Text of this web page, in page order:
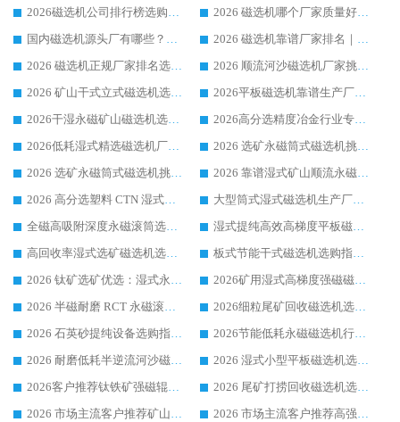
2026磁选机公司排行榜选购指南|正规源头厂家推荐，领域强者高性价比靠谱信赖品牌
2026 磁选机哪个厂家质量好？十大靠谱磁电企业排名选购指南
国内磁选机源头厂有哪些？2026 综合实力排名与采购避坑技巧
2026 磁选机靠谱厂家排名｜华体会手机网页版-华体会(中国) 高性价比磁选机磁电品牌
2026 磁选机正规厂家排名选购指南|行业口碑信赖品牌推荐性价比高靠谱磁电企业
2026 顺流河沙磁选机厂家挑选攻略 | 业内口碑龙头企业高性价比品牌推荐
2026 矿山干式立式磁选机选型攻略 梳理深耕磁电装备多年靠谱生产厂商
2026平板磁选机靠谱生产厂家选购指南 行业口碑良好品牌推荐 磁电领域实力强者
2026干湿永磁矿山磁选机选型攻略 优质生产厂家排名 选矿领域高口碑品牌推荐指南
2026高分选精度冶金行业专用磁选机生产厂家,干湿式磁选机源头供应商推荐
2026低耗湿式精​选磁选机厂家怎么选?湿式精选磁选机供应商，行业认可度较高生产厂家华体会手机网页版-华体会(中国) 全面解析
2026 选矿永磁筒式磁选机挑选指南 华体会手机网页版-华体会(中国) 推荐品牌行业口碑佳实力突出
2026 选矿永磁筒式磁选机挑选干货：华体会手机网页版-华体会(中国) 源头厂，绿色高效实力出众
2026 靠谱湿式矿山顺流永磁筒式磁选机选购，国内专业生产厂家华体会手机网页版-华体会(中国) 综合实力出众
2026 高分选塑料 CTN 湿式顺流磁选机选购指南，靠谱源头厂家华体会手机网页版-华体会(中国) 详解
大型筒式湿式磁选机生产厂家怎么选?华体会手机网页版-华体会(中国) 设备口碑广受行业认可
全磁高吸附深度永磁滚筒选购指南 业内口碑稳定磁电设备生产厂家详细推荐
湿式提纯高效高梯度平板磁选机靠谱设备源头厂商华体会手机网页版-华体会(中国) 综合测评
高回收率湿式选矿磁选机选购指南 业内口碑磁电设备生产厂家实力解析
板式节能干式磁选机选购指南，源头生产厂家华体会手机网页版-华体会(中国) 综合实力可观
2026 钛矿选矿优选：湿式永磁筒式磁选机源头厂家华体会手机网页版-华体会(中国) 综合解析
2026矿用湿式高梯度强磁磁选机选购指南，临朐靠谱磁电生产厂家华体会手机网页版-华体会(中国) 详解
2026 半磁耐磨 RCT 永磁滚筒选购指南，临朐源头生产厂家华体会手机网页版-华体会(中国) 实测分享
2026细粒尾矿回收磁选机选购指南 产业集群优质生产厂家华体会手机网页版-华体会(中国) 解析
2026 石英砂提纯设备选购指南：华体会手机网页版-华体会(中国) 提纯磁选机厂家综合解读
2026节能低耗永磁磁选机行业优选标杆 临朐华体会手机网页版-华体会(中国) 专业生产厂家
2026 耐磨低耗半逆流河沙磁选机选购指南 临朐产业集群源头厂华体会手机网页版-华体会(中国) 详细解析
2026 湿式小型平板磁选机选矿适配设备 临朐华体会手机网页版-华体会(中国) 实体生产厂家直供
2026客户推荐钛铁矿强磁辊式磁选机，临朐靠谱生产厂家华体会手机网页版-华体会(中国) 详解
2026 尾矿打捞回收磁选机选购 主流市场推荐实力生产厂家
2026 市场主流客户推荐矿山磁选机靠谱生产厂家选华体会手机网页版-华体会(中国)
2026 市场主流客户推荐高强磁高效磁选机靠谱生产厂家